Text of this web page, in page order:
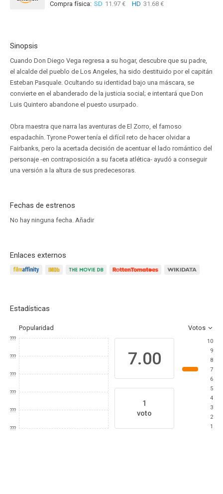
Compra física: SD 11.97 € HD 31.68 €
Sinopsis
Cuando Don Diego Vega regresa a su hogar, descubre que su padre,
el alcalde del pueblo de Los Angeles, ha sido destituido por el capitán
Esteban Pasquale. Ocultando su identidad bajo una máscara, se
convierte en el abanderado de la justicia social; e intentará que Don
Luis Quintero abandone el puesto usurpado.
Obra maestra que narra las aventuras de El Zorro, el famoso
espadachín. Tyrone Power tenía el difícil reto de hacer olvidar a
Fairbanks, pero la acertada decisión de acentuar el lado romántico del
personaje -en contraposición a su faceta atlética- ayudó a conseguir
una versión a la altura de sus predecesoras.
Fechas de estrenos
No hay ninguna fecha. Añadir
Enlaces externos
Estadísticas
Popularidad Votos
???
???
???
???
???
???
7.00
1
voto
10
9
8
7
6
5
4
3
2
1